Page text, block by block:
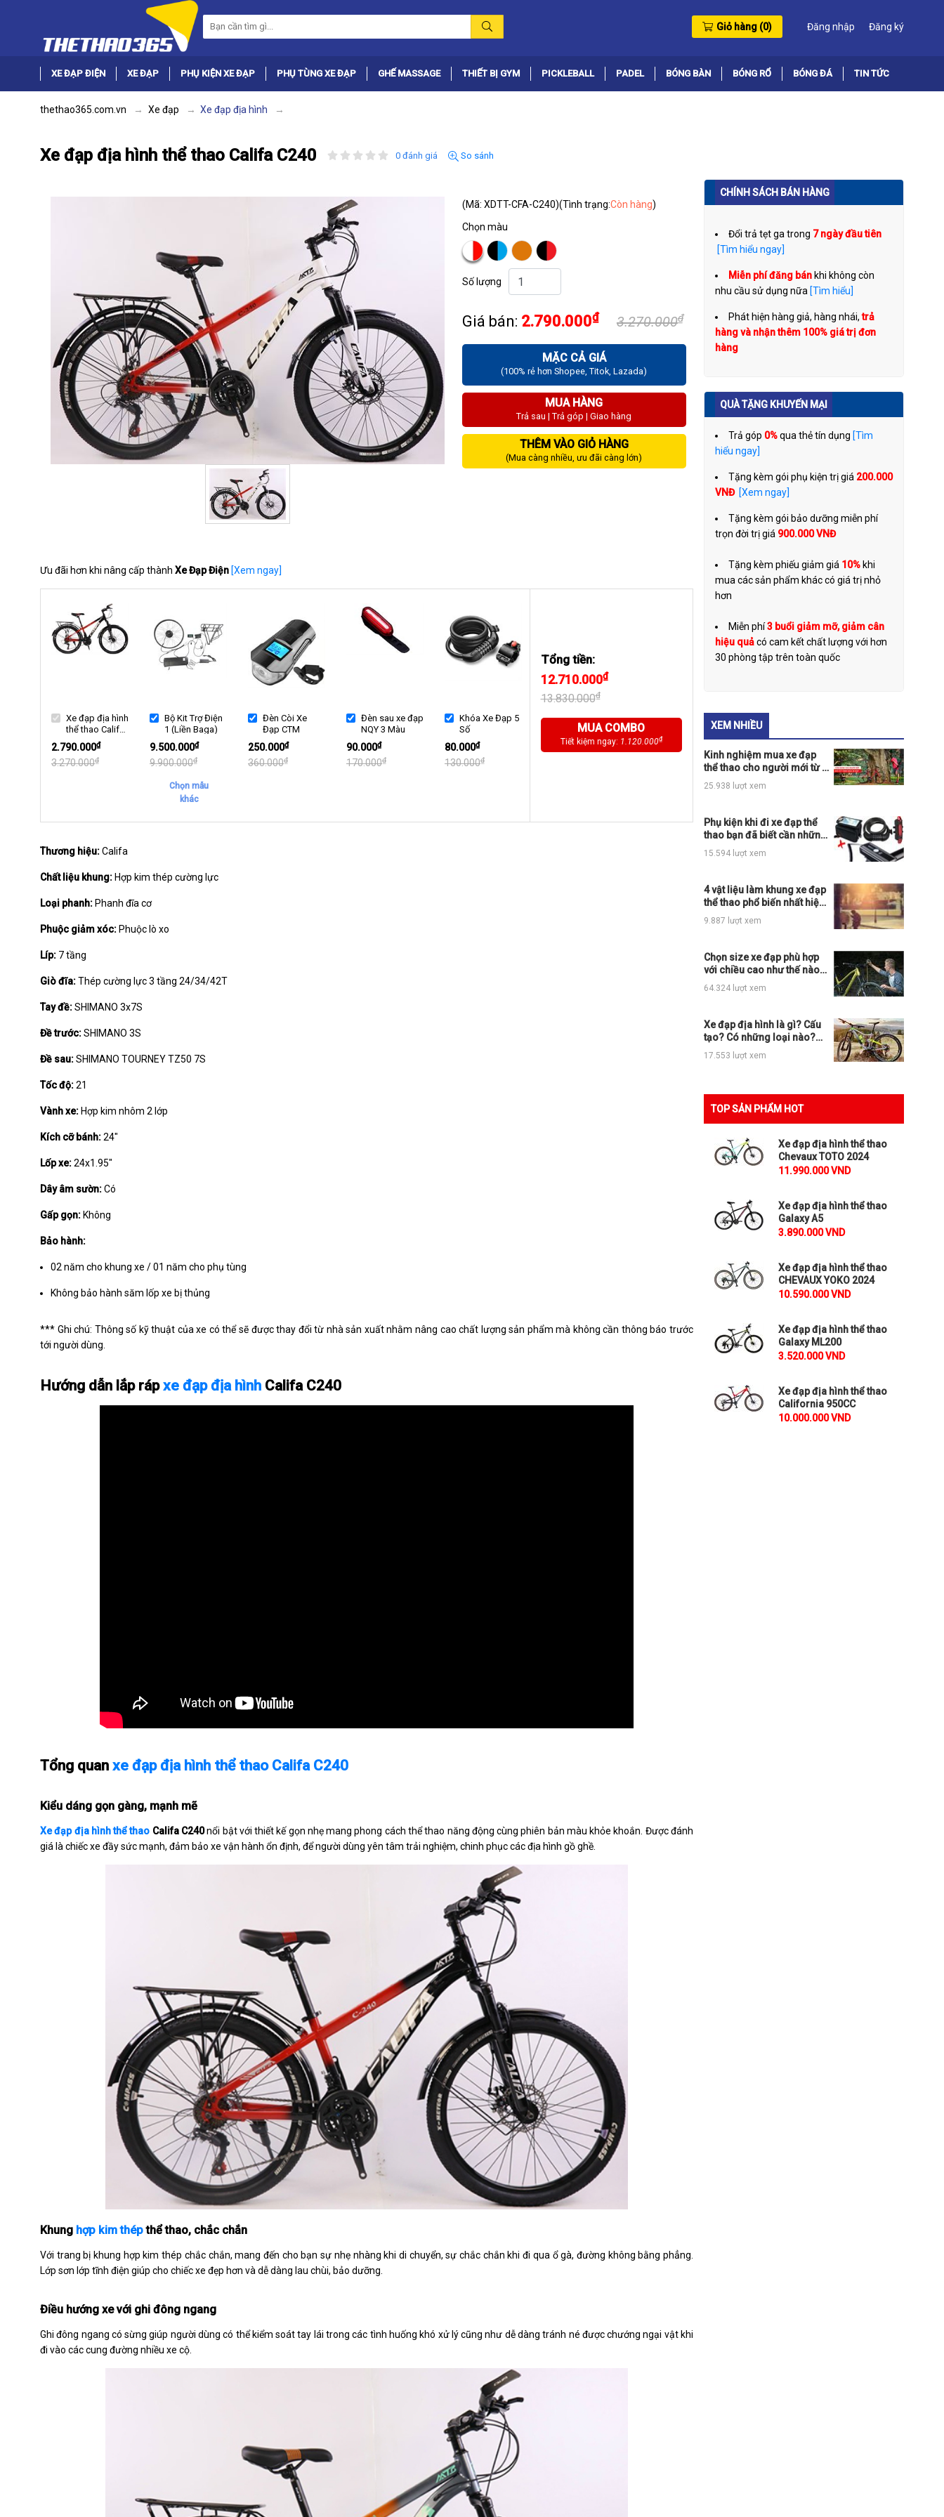
Giỏ hàng (0) Đăng nhập Đăng ký
XE ĐẠP ĐIỆN XE ĐẠP PHỤ KIỆN XE ĐẠP PHỤ TÙNG XE ĐẠP GHẾ MASSAGE THIẾT BỊ GYM PICKLEBALL PADEL BÓNG BÀN BÓNG RỔ BÓNG ĐÁ TIN TỨC
thethao365.com.vn Xe đạp Xe đạp địa hình
Xe đạp địa hình thể thao Califa C240 0 đánh giá So sánh
(Mã: XDTT-CFA-C240)(Tình trạng:Còn hàng)
Chọn màu
Số lượng
Giá bán: 2.790.000₫ 3.270.000₫
MẶC CẢ GIÁ
(100% rẻ hơn Shopee, Titok, Lazada)
MUA HÀNG
Trả sau | Trả góp | Giao hàng
THÊM VÀO GIỎ HÀNG
(Mua càng nhiều, ưu đãi càng lớn)
Ưu đãi hơn khi nâng cấp thành Xe Đạp Điện [Xem ngay]
Xe đạp địa hình
thể thao Califa
C240
2.790.000₫
3.270.000₫
Bộ Kit Trợ Điện
1 (Liền Baga)
9.500.000₫
9.900.000₫
Chọn mẫu
khác
Đèn Còi Xe
Đạp CTM
250.000₫
360.000₫
Đèn sau xe đạp
NQY 3 Màu
90.000₫
170.000₫
Khóa Xe Đạp 5
Số
80.000₫
130.000₫
Tổng tiền:
12.710.000₫
13.830.000₫
MUA COMBO
Tiết kiệm ngay: 1.120.000₫
Thương hiệu:Califa
Chất liệu khung: Hợp kim thép cường lực
Loại phanh: Phanh đĩa cơ
Phuộc giảm xóc: Phuộc lò xo
Líp: 7 tầng
Giò đĩa:Thép cường lực 3 tầng 24/34/42T
Tay đề:SHIMANO 3x7S
Đề trước:SHIMANO 3S
Đề sau:SHIMANO TOURNEY TZ50 7S
Tốc độ:21
Vành xe: Hợp kim nhôm 2 lớp
Kích cỡ bánh:24"
Lốp xe:24x1.95"
Dây âm sườn:Có
Gấp gọn: Không
Bảo hành:
02 năm cho khung xe / 01 năm cho phụ tùng
Không bảo hành săm lốp xe bị thủng
*** Ghi chú: Thông số kỹ thuật của xe có thể sẽ được thay đổi từ nhà sản xuất nhằm nâng cao chất lượng sản phẩm mà không cần thông báo trước
tới người dùng.
Hướng dẫn lắp rápxe đạp địa hình Califa C240
Tổng quan xe đạp địa hình thể thao Califa C240
Kiểu dáng gọn gàng, mạnh mẽ
Xe đạp địa hình thể thao Califa C240nổi bật với thiết kế gọn nhẹ mang phong cách thể thao năng động cùng phiên bản màu khỏe khoắn. Được đánh
giá là chiếc xe đầy sức mạnh, đảm bảo xe vận hành ổn định, để người dùng yên tâm trải nghiệm, chinh phục các địa hình gồ ghề.
Khung hợp kim thépthể thao, chắc chắn
Với trang bị khung hợp kim thép chắc chắn, mang đến cho bạn sự nhẹ nhàng khi di chuyển, sự chắc chắn khi đi qua ổ gà, đường không bằng phẳng.
Lớp sơn lớp tĩnh điện giúp cho chiếc xe đẹp hơn và dễ dàng lau chùi, bảo dưỡng.
Điều hướng xe với ghi đông ngang
Ghi đông ngang có sừng giúp người dùng có thể kiểm soát tay lái trong các tình huống khó xử lý cũng như dễ dàng tránh né được chướng ngại vật khi
đi vào các cung đường nhiều xe cộ.
CHÍNH SÁCH BÁN HÀNG
Đổi trả tẹt ga trong 7 ngày đầu tiên
[Tìm hiểu ngay]
Miễn phí đăng bán khi không còn
nhu cầu sử dụng nữa [Tìm hiểu]
Phát hiện hàng giả, hàng nhái,trả
hàng và nhận thêm 100% giá trị đơn
hàng
QUÀ TẶNG KHUYẾN MẠI
Trả góp 0%qua thẻ tín dụng [Tìm
hiểu ngay]
Tặng kèm gói phụ kiện trị giá 200.000
VNĐ [Xem ngay]
Tặng kèm gói bảo dưỡng miễn phí
trọn đời trị giá 900.000 VNĐ
Tặng kèm phiếu giảm giá 10% khi
mua các sản phẩm khác có giá trị nhỏ
hơn
Miễn phí3 buổi giảm mỡ, giảm cân
hiệu quảcó cam kết chất lượng với hơn
30 phòng tập trên toàn quốc
XEM NHIỀU
Kinh nghiệm mua xe đạp
thể thao cho người mới từ A
tới Z
25.938 lượt xem
Phụ kiện khi đi xe đạp thể
thao bạn đã biết cần những
thứ gì?
15.594 lượt xem
4 vật liệu làm khung xe đạp
thể thao phổ biến nhất hiện
nay
9.887 lượt xem
Chọn size xe đạp phù hợp
với chiều cao như thế nào
cho đúng?
64.324 lượt xem
Xe đạp địa hình là gì? Cấu
tạo? Có những loại nào?
Nên mua ở đâu?
17.553 lượt xem
TOP SẢN PHẨM HOT
Xe đạp địa hình thể thao
Chevaux TOTO 2024
11.990.000 VND
Xe đạp địa hình thể thao
Galaxy A5
3.890.000 VND
Xe đạp địa hình thể thao
CHEVAUX YOKO 2024
10.590.000 VND
Xe đạp địa hình thể thao
Galaxy ML200
3.520.000 VND
Xe đạp địa hình thể thao
California 950CC
10.000.000 VND